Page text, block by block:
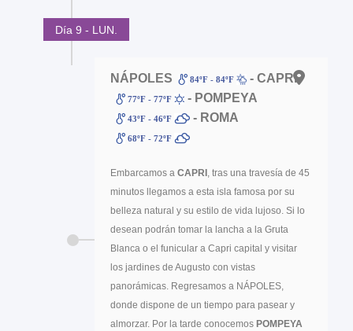
Día 9 - LUN.
NÁPOLES 84ºF - 84ºF - CAPRI
77ºF - 77ºF - POMPEYA
43ºF - 46ºF - ROMA
68ºF - 72ºF
Embarcamos a CAPRI , tras una travesía de 45
minutos llegamos a esta isla famosa por su
belleza natural y su estilo de vida lujoso. Si lo
desean podrán tomar la lancha a la Gruta
Blanca o el funicular a Capri capital y visitar
los jardines de Augusto con vistas
panorámicas. Regresamos a NÁPOLES,
donde dispone de un tiempo para pasear y
almorzar. Por la tarde conocemos POMPEYA